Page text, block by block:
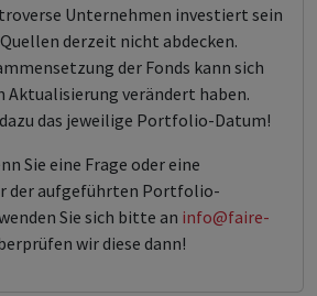
Unternehmen investiert sein
derzeit nicht abdecken.
der Fonds kann sich
verändert haben.
das jeweilige Portfolio-Datum!
Sie eine Frage oder eine
der aufgeführten Portfolio-
Sie sich bitte an info@faire-
wir diese dann!